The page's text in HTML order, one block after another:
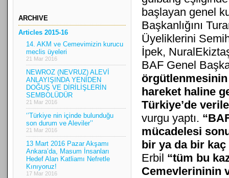
ARCHIVE
Articles 2015-16
14. AKM ve Cemevimizin kurucu
meclis üyeleri
21 Mar 2016
NEWROZ (NEVRUZ) ALEVİ
ANLAYIŞINDA YENİDEN
DOĞUŞ VE DİRİLİŞLERİN
SEMBOLÜDÜR
21 Mar 2016
‘’Türkiye nin içinde bulunduğu
son durum ve Aleviler’’
21 Mar 2016
13 Mart 2016 Pazar Akşamı
Ankara’da, Masum İnsanları
Hedef Alan Katliamı Nefretle
Kınıyoruz!
17 Mar 2016
başlayan genel
Başkanlığını
Üyeliklerini
İpek,
BAF Genel
örgütlenmesinin
hareket haline
Türkiye’de
vurgu yaptı.
mücadelesi
bir ya da bir kaç
Erbil “tüm bu
Cemevlerininin